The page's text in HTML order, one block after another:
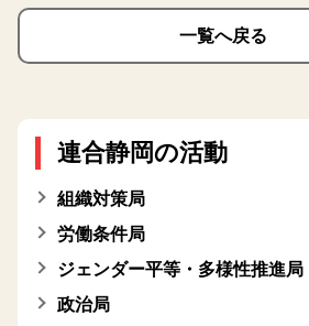
一覧へ戻る
連合静岡の活動
組織対策局
労働条件局
ジェンダー平等・多様性推進局
政治局